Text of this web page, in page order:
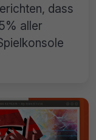
dass
aller